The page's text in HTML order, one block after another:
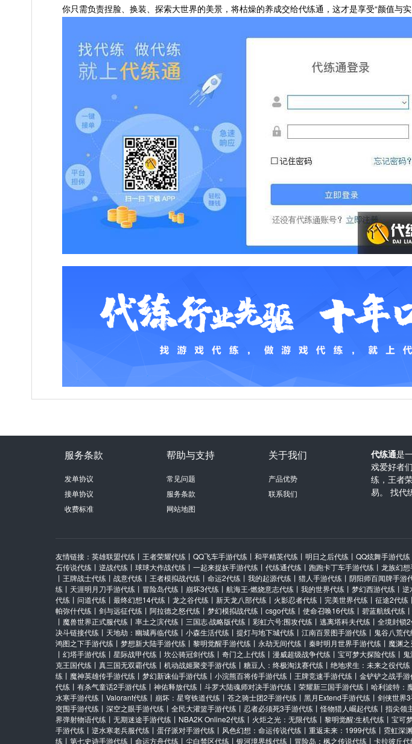
你只需负责捏脸、换装、探索大世界的美景，将枯燥的养成交给代练通，这才是享受“颜值与实
服务条款
发单协议
接单协议
收费标准
帮助与支持
常见问题
服务条款
网站地图
关于我们
产品优势
联系我们
代练通是
戏爱好者
练，王者
易。 找代
友情链接： 英雄联盟代练 丨 王者荣耀代练 丨 QQ飞车手游代练 丨 和平精英代练 丨 明日之后代练 丨 QQ炫舞手游代练
石传说代练 丨 逆战代练 丨 球球大作战代练 丨 一起来捉妖手游代练 丨 代练通代练 丨 跑跑卡丁车手游代练 丨 龙族幻
丨 王牌战士代练 丨 战意代练 丨 王者模拟战代练 丨 命运2代练 丨 我的起源代练 丨 猎人手游代练 丨 阴阳师百闻牌手游
练 丨 天涯明月刀手游代练 丨 冒险岛代练 丨 崩坏3代练 丨 航海王-燃烧意志代练 丨 我的世界代练 丨 梦幻西游代练 丨 逆
代练 丨 问道代练 丨 最终幻想14代练 丨 龙之谷代练 丨 新天龙八部代练 丨 火影忍者代练 丨 完美世界代练 丨 征途2代练 丨
帕弥什代练 丨 剑与远征代练 丨 阿拉德之怒代练 丨 梦幻模拟战代练 丨 csgo代练 丨 使命召唤16代练 丨 碧蓝航线代练 丨
丨 魔兽世界正式服代练 丨 率土之滨代练 丨 三国志·战略版代练 丨 彩虹六号:围攻代练 丨 逃离塔科夫代练 丨 全境封锁
决斗链接代练 丨 天地劫：幽城再临代练 丨 小森生活代练 丨 提灯与地下城代练 丨 江南百景图手游代练 丨 鬼谷八荒代
鸿图之下手游代练 丨 梦想新大陆手游代练 丨 黎明觉醒手游代练 丨 永劫无间代练 丨 秦时明月世界手游代练 丨 魔渊
丨 幻塔手游代练 丨 星际战甲代练 丨 坎公骑冠剑代练 丨 奇门之上代练 丨 漫威超级战争代练 丨 宝可梦大探险代练 丨
克王国代练 丨 真三国无双霸代练 丨 机动战姬聚变手游代练 丨 糖豆人：终极淘汰赛代练 丨 绝地求生：未来之役代练
练 丨 魔神英雄传手游代练 丨 梦幻新诛仙手游代练 丨 小浣熊百将传手游代练 丨 王牌竞速手游代练 丨 金铲铲之战手游
代练 丨 有杀气童话2手游代练 丨 神佑释放代练 丨 斗罗大陆魂师对决手游代练 丨 荣耀新三国手游代练 丨 哈利波特：
水寒手游代练 丨 Valorant代练 丨 崩坏：星穹铁道代练 丨 苍之骑士团2手游代练 丨 黑月Extend手游代练 丨 剑侠世界
突围手游代练 丨 深空之眼手游代练 丨 全民大灌篮手游代练 丨 忍者必须死3手游代练 丨怪物猎人崛起代练 丨 指尖领
界弹射物语代练 丨 无期迷途手游代练 丨 NBA2K Online2代练 丨 火炬之光：无限代练 丨 黎明觉醒:生机代练 丨 宝可
手游代练 丨 逆水寒老兵服代练 丨 蛋仔派对手游代练 丨 风色幻想：命运传说代练 丨 重返未来：1999代练 丨 霓虹深
练 丨 第七史诗手游代练 丨 命运方舟代练 丨 尘白禁区代练 丨 银河境界线代练 丨 冒险岛：枫之传说代练 丨 卡拉彼丘代